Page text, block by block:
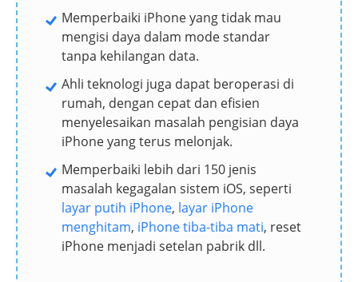
Memperbaiki iPhone yang tidak mau
mengisi daya dalam mode standar
tanpa kehilangan data.
Ahli teknologi juga dapat beroperasi di
rumah, dengan cepat dan efisien
menyelesaikan masalah pengisian daya
iPhone yang terus melonjak.
Memperbaiki lebih dari 150 jenis
masalah kegagalan sistem iOS, seperti
layar putih iPhone, layar iPhone
menghitam, iPhone tiba-tiba mati, reset
iPhone menjadi setelan pabrik dll.